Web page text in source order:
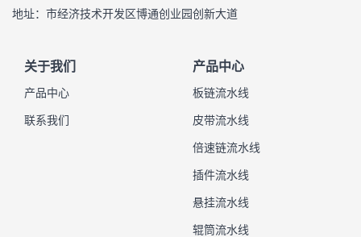
地址：市经济技术开发区博通创业园创新大道
关于我们
产品中心
联系我们
产品中心
板链流水线
皮带流水线
倍速链流水线
插件流水线
悬挂流水线
辊筒流水线